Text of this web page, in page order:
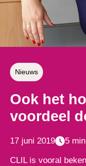
Nieuws
Ook het
voordeel
17 juni 2019 5
CLIL is vooral